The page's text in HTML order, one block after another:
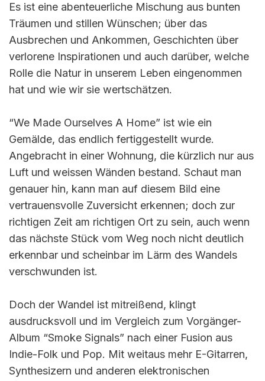
Es ist eine abenteuerliche Mischung aus bunten
Träumen und stillen Wünschen; über das
Ausbrechen und Ankommen, Geschichten über
verlorene Inspirationen und auch darüber, welche
Rolle die Natur in unserem Leben eingenommen
hat und wie wir sie wertschätzen.
“We Made Ourselves A Home” ist wie ein
Gemälde, das endlich fertiggestellt wurde.
Angebracht in einer Wohnung, die kürzlich nur aus
Luft und weissen Wänden bestand. Schaut man
genauer hin, kann man auf diesem Bild eine
vertrauensvolle Zuversicht erkennen; doch zur
richtigen Zeit am richtigen Ort zu sein, auch wenn
das nächste Stück vom Weg noch nicht deutlich
erkennbar und scheinbar im Lärm des Wandels
verschwunden ist.
Doch der Wandel ist mitreißend, klingt
ausdrucksvoll und im Vergleich zum Vorgänger-
Album “Smoke Signals” nach einer Fusion aus
Indie-Folk und Pop. Mit weitaus mehr E-Gitarren,
Synthesizern und anderen elektronischen